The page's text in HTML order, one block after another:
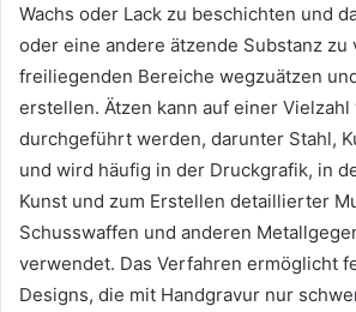
Wachs oder Lack zu beschichten und
oder eine andere ätzende Substanz zu
freiliegenden Bereiche wegzuätzen
erstellen. Ätzen kann auf einer Vielzahl
durchgeführt werden, darunter Stahl,
und wird häufig in der Druckgrafik, in
Kunst und zum Erstellen detaillierter
Schusswaffen und anderen
verwendet. Das Verfahren ermöglicht
Designs, die mit Handgravur nur